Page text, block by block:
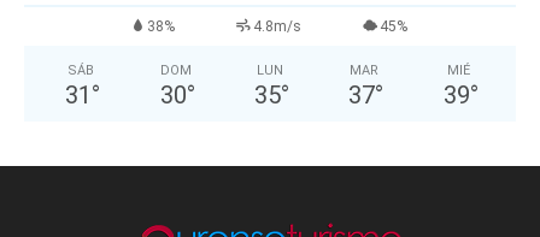
38% 4.8m/s 45%
SÁB
31 °
DOM
30°
LUN
35°
MAR
37°
MIÉ
39°